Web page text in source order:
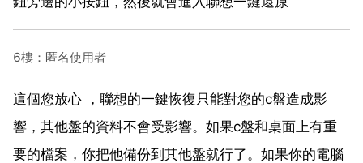
6樓：匿名使用者
這個您放心 ，聯想的一鍵恢復只能對您的c盤造成影
響，其他盤的資料不會受影響。如果c盤和桌面上有重
要的檔案，你把他備份到其他盤就行了。如果你的電腦